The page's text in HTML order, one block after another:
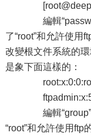
[root@deep]#
編輯“passwd”
了“root”和允許使用
改變根文件系統的
是象下面這樣的：
編輯“group”文
“root”和允許使用ftp